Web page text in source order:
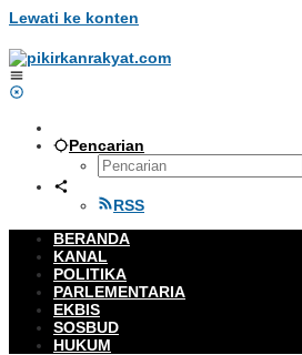
Lewati ke konten
Pencarian
RSS
BERANDA
KANAL
POLITIKA
PARLEMENTARIA
EKBIS
SOSBUD
HUKUM